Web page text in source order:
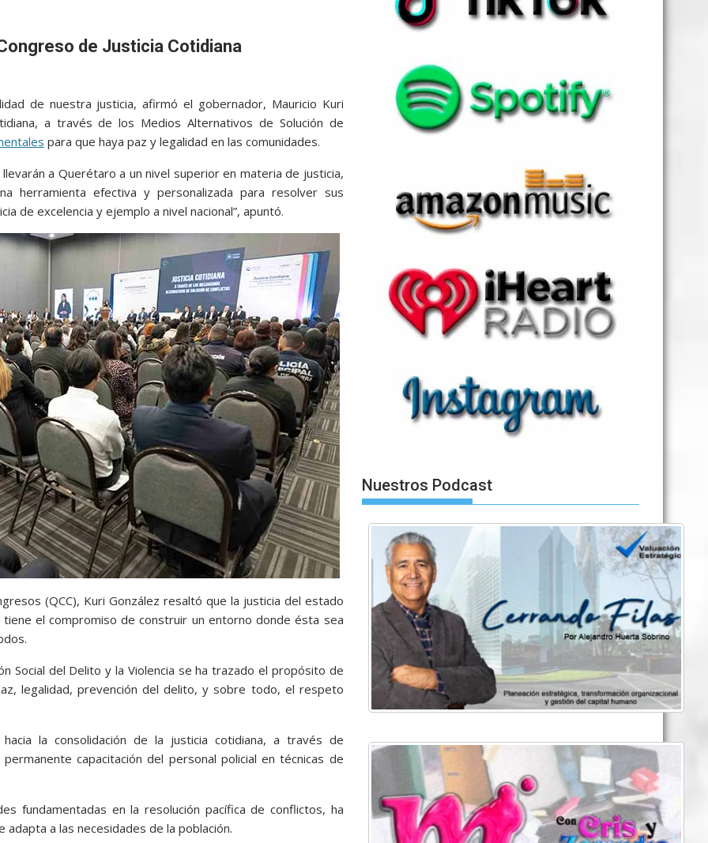
de Justicia Cotidiana
de nuestra justicia, afirmó el gobernador, Mauricio Kuri
a través de los Medios Alternativos de Solución de
para que haya paz y legalidad en las comunidades.
a Querétaro a un nivel superior en materia de justicia,
herramienta efectiva y personalizada para resolver sus
de excelencia y ejemplo a nivel nacional”, apuntó.
(QCC), Kuri González resaltó que la justicia del estado
el compromiso de construir un entorno donde ésta sea
Social del Delito y la Violencia se ha trazado el propósito de
legalidad, prevención del delito, y sobre todo, el respeto
la consolidación de la justicia cotidiana, a través de
capacitación del personal policial en técnicas de
fundamentadas en la resolución pacífica de conflictos, ha
a las necesidades de la población.
Nuestros Podcast